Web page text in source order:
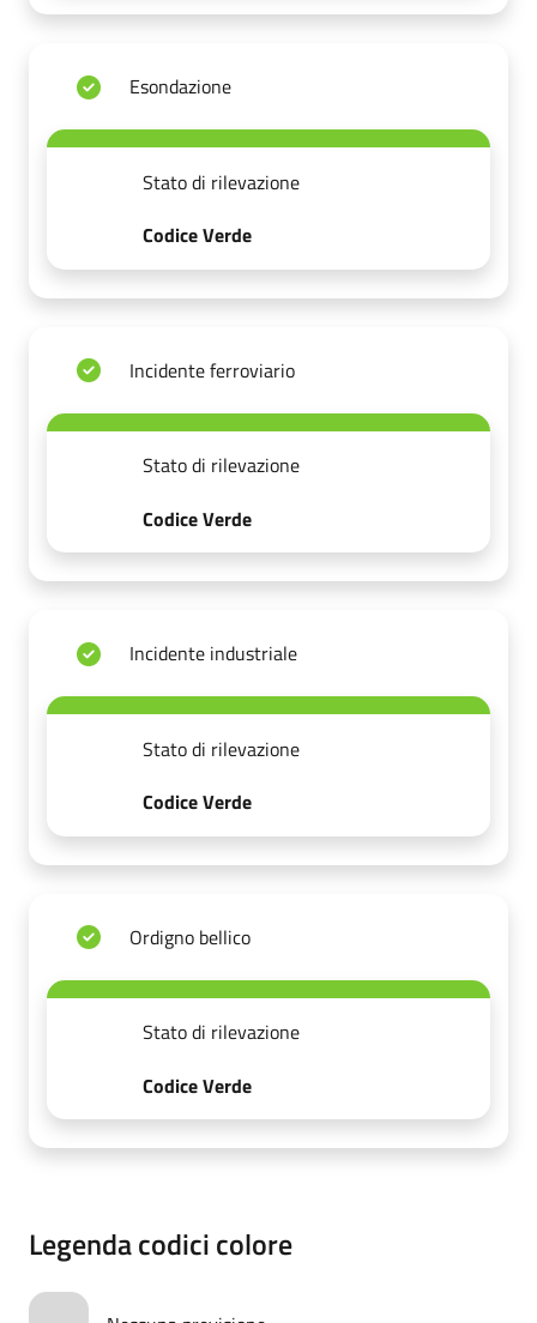
Esondazione
Stato di rilevazione
Codice Verde
Incidente ferroviario
Stato di rilevazione
Codice Verde
Incidente industriale
Stato di rilevazione
Codice Verde
Ordigno bellico
Stato di rilevazione
Codice Verde
Legenda codici colore